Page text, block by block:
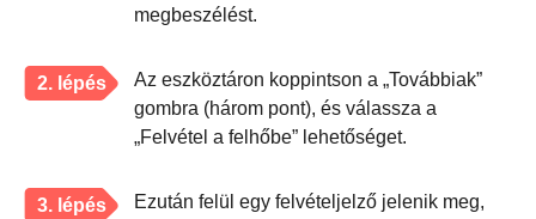
megbeszélést.
2. lépés
Az eszköztáron koppintson a „Továbbiak”
gombra (három pont), és válassza a
„Felvétel a felhőbe” lehetőséget.
3. lépés
Ezután felül egy felvételjelző jelenik meg,